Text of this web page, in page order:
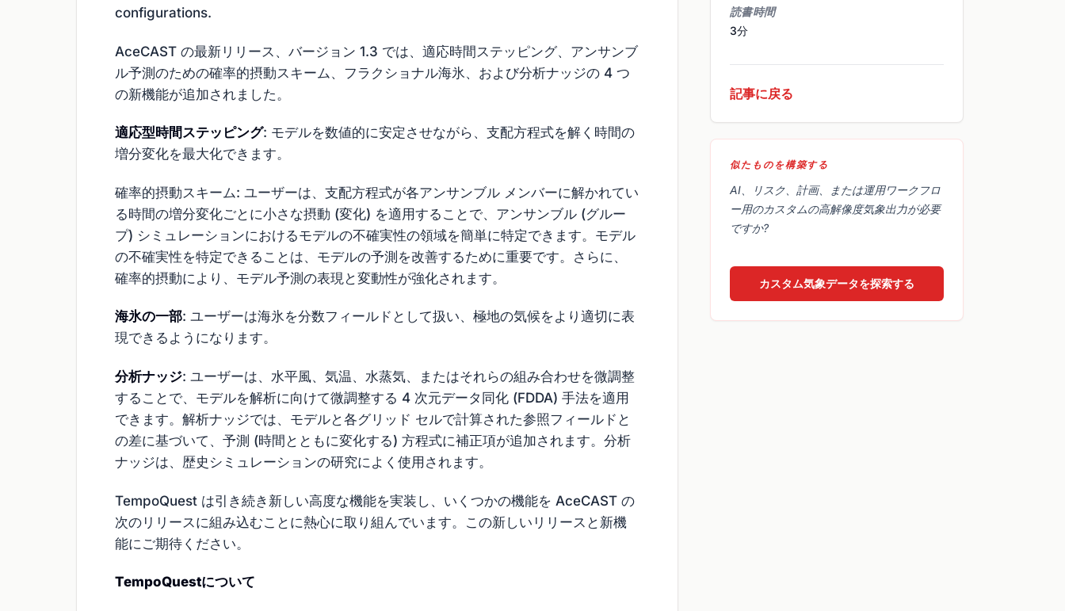
configurations.
AceCAST の最新リリース、バージョン 1.3 では、適応時間ステッピング、アンサンブ
ル予測のための確率的摂動スキーム、フラクショナル海氷、および分析ナッジの 4 つ
の新機能が追加されました。
適応型時間ステッピング: モデルを数値的に安定させながら、支配方程式を解く時間の
増分変化を最大化できます。
確率的摂動スキーム: ユーザーは、支配方程式が各アンサンブル メンバーに解かれてい
る時間の増分変化ごとに小さな摂動 (変化) を適用することで、アンサンブル (グルー
プ) シミュレーションにおけるモデルの不確実性の領域を簡単に特定できます。モデル
の不確実性を特定できることは、モデルの予測を改善するために重要です。さらに、
確率的摂動により、モデル予測の表現と変動性が強化されます。
海氷の一部: ユーザーは海氷を分数フィールドとして扱い、極地の気候をより適切に表
現できるようになります。
分析ナッジ: ユーザーは、水平風、気温、水蒸気、またはそれらの組み合わせを微調整
することで、モデルを解析に向けて微調整する 4 次元データ同化 (FDDA) 手法を適用
できます。解析ナッジでは、モデルと各グリッド セルで計算された参照フィールドと
の差に基づいて、予測 (時間とともに変化する) 方程式に補正項が追加されます。分析
ナッジは、歴史シミュレーションの研究によく使用されます。
TempoQuest は引き続き新しい高度な機能を実装し、いくつかの機能を AceCAST の
次のリリースに組み込むことに熱心に取り組んでいます。この新しいリリースと新機
能にご期待ください。
TempoQuestについて
読書時間
3分
記事に戻る
似たものを構築する
AI、リスク、計画、または運用ワークフロ
ー用のカスタムの高解像度気象出力が必要
ですか?
カスタム気象データを探索する